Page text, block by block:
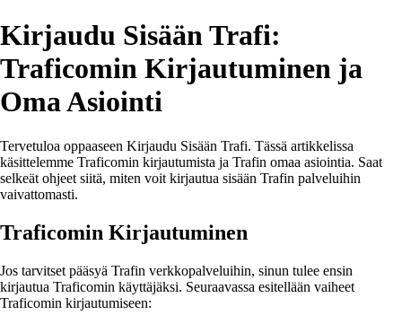
Kirjaudu Sisään Trafi:
Traficomin Kirjautuminen ja
Oma Asiointi
Tervetuloa oppaaseen Kirjaudu Sisään Trafi. Tässä artikkelissa
käsittelemme Traficomin kirjautumista ja Trafin omaa asiointia. Saat
selkeät ohjeet siitä, miten voit kirjautua sisään Trafin palveluihin
vaivattomasti.
Traficomin Kirjautuminen
Jos tarvitset pääsyä Trafin verkkopalveluihin, sinun tulee ensin
kirjautua Traficomin käyttäjäksi. Seuraavassa esitellään vaiheet
Traficomin kirjautumiseen: